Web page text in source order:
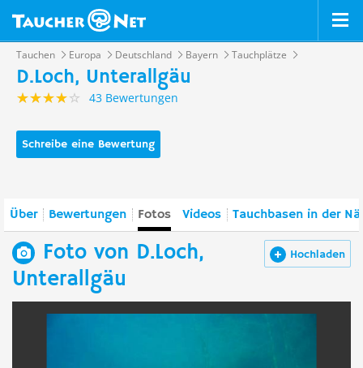
Tauchen Europa Deutschland Bayern Tauchplätze
D.Loch, Unterallgäu
43 Bewertungen
Schreibe eine Bewertung
Über Bewertungen Fotos Videos Tauchbasen in der
Hochladen
Foto von D.Loch,
Unterallgäu